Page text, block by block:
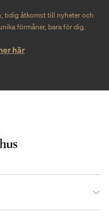
tidig åtkomst till nyheter och
förmåner, bara för dig.
här